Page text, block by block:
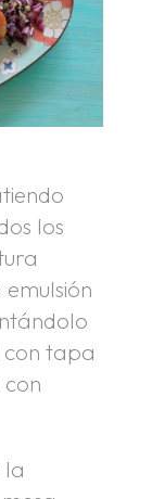
los
tapa
la